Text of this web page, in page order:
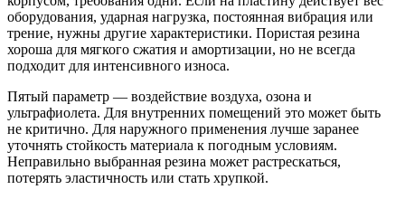
оборудования, ударная нагрузка, постоянная вибрация или
трение, нужны другие характеристики. Пористая резина
хороша для мягкого сжатия и амортизации, но не всегда
подходит для интенсивного износа.
Пятый параметр — воздействие воздуха, озона и
ультрафиолета. Для внутренних помещений это может быть
не критично. Для наружного применения лучше заранее
уточнять стойкость материала к погодным условиям.
Неправильно выбранная резина может растрескаться,
потерять эластичность или стать хрупкой.